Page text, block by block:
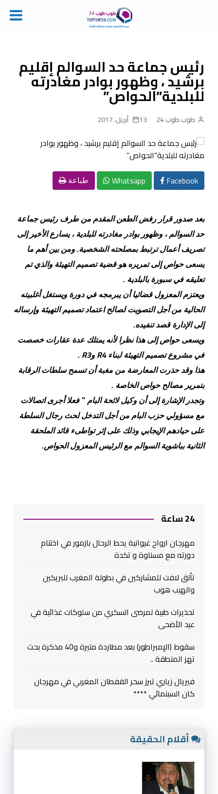
contentرئيس جماعة حد السوالم إقليم
برشيد ، وظهور بوادر مغادرته
للبلدية”الحواص”
طوب طوب 24 13 أبريل، 2017
Facebook
Whatsapp طباعة
بعد صدور قرار رفض الطعن المقدم من طرف رئيس جماعة
حد السوالم ، وظهور بوادر مغادرته للبلدية ، يسارع الأخير إلى
تصريف أعمال ترتبط بمصلحته الشخصية. ومن بين أهم ما
يسعى حواص إلى تمريره هو قضية تصميم التهيئة والذي تم
تعليقه في سبورة بالبلدية .
ويعتزم المعزول قضائيا أن يبرمجه في دورة ويستغل أغلبيته
الحالية من أجل التصويت لصالح اعتماد تصميم التهيئة وإرساله
إلى الإدارة قصد تنفيده.
ويسعى حواص إلى هذا نظرا لأنه يمتلك عدة عقارات خصصت
في مشروع تصميم التهيئة لبناءR4 وR3
.
هذا وقد حذرت المعارضة من مغبة أن تسمح سلطات الرقابة
بتمرير مصالح حواص الخاصة .
وتجدر الإشارة إلى أن وكيل لائحة البام " فعلا أجرى اتصالات
مع مسؤولي حزب البام من أجل التدخل لحث رجال السلطة
على حيادهم الإيجابي وذلك على إثر تواطىء قائد الملحقة
الثانية بباشوية السوالم مع الرئيس المعزول الحواص.
24 ساعة
مهرجان ارواح غيوانية يحط الرحال بازمور في اختتام
دورته مع مسناوة و تكدة
تألق لافت للمشاركين في بطولة المغرب للبريكين
والهيب هوب
تحذيرات طبية لمرضى السكري من سلوكات غذائية في
عيد الأضحى
سقوط (الإمبراطور) بعد مطاردة متيرة و40 مذكرة بحث
تهز المنطقة ..
فيريال زياري تبرز سحر القفطان المغربي في مهرجان
كان السينمائي ****
أقلام الحقيقة